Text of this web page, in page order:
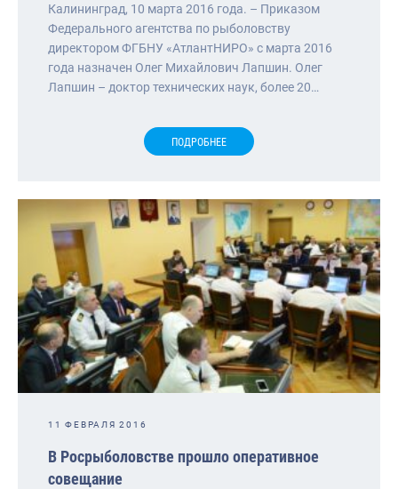
Калининград, 10 марта 2016 года. – Приказом
Федерального агентства по рыболовству
директором ФГБНУ «АтлантНИРО» с марта 2016
года назначен Олег Михайлович Лапшин. Олег
Лапшин – доктор технических наук, более 20…
ПОДРОБНЕЕ
11 ФЕВРАЛЯ 2016
В Росрыболовстве прошло оперативное
совещание